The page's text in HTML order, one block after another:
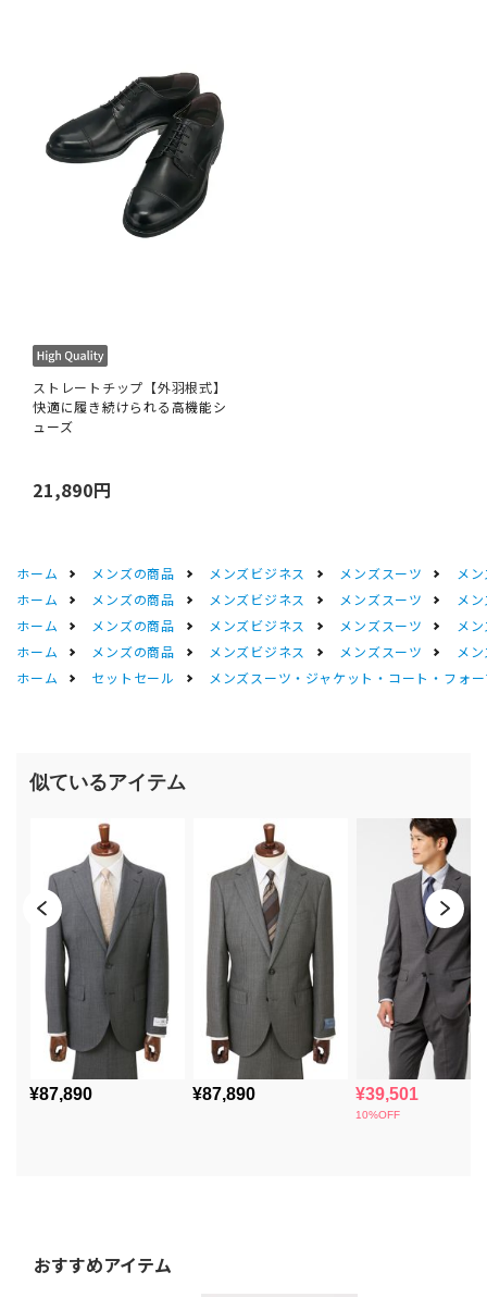
ストレートチップ【外羽根式】
快適に履き続けられる高機能シ
ューズ
21,890円
ホーム メンズの商品 メンズビジネス メンズスーツ
メ
ホーム
メンズの商品 メンズビジネス メンズスーツ
メ
ホーム
メンズの商品 メンズビジネス メンズスーツ
メ
ホーム
メンズの商品 メンズビジネス メンズスーツ
メ
ホーム
セットセール メンズスーツ・ジャケット・コート・フォ